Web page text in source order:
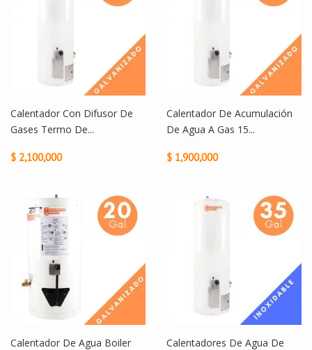
Calentador Con Difusor De
Gases Termo De...
$ 2,100,000
Calentador De Acumulación
De Agua A Gas 15...
$ 1,900,000
Calentador De Agua Boiler
Calentadores De Agua De